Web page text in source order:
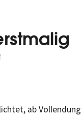
ab Vollendung